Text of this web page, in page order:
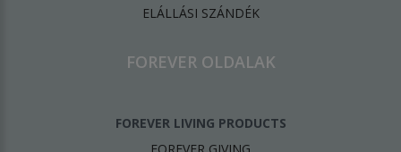
ELÁLLÁSI SZÁNDÉK
FOREVER OLDALAK
FOREVER LIVING PRODUCTS